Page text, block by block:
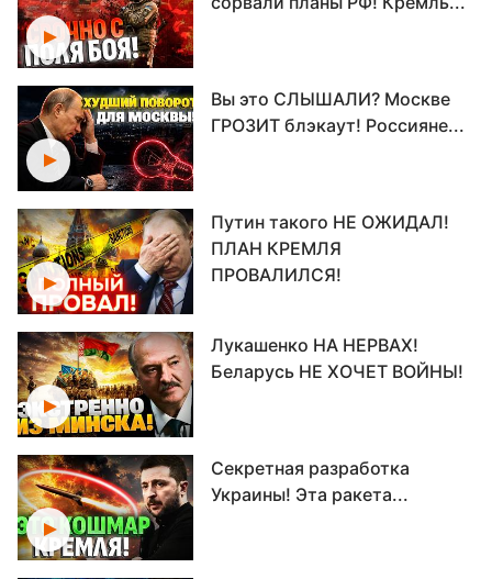
Вы это СЛЫШАЛИ? Москве
ГРОЗИТ блэкаут! Россияне...
Путин такого НЕ ОЖИДАЛ!
ПЛАН КРЕМЛЯ
ПРОВАЛИЛСЯ!
Лукашенко НА НЕРВАХ!
Беларусь НЕ ХОЧЕТ ВОЙНЫ!
Секретная разработка
Украины! Эта ракета...